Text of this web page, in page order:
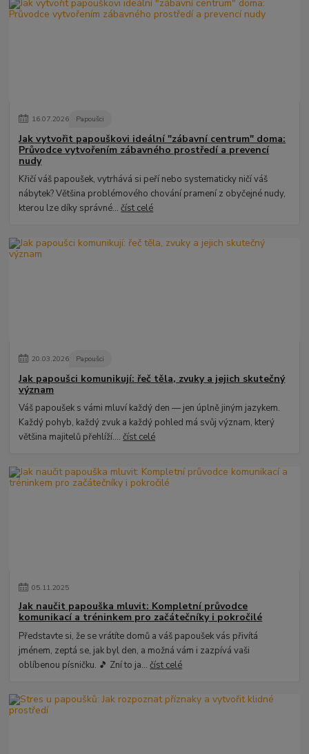
16.07.2026 Papoušci
Jak vytvořit papouškovi ideální "zábavní centrum" doma:
Průvodce vytvořením zábavného prostředí a prevencí
nudy
Křičí váš papoušek, vytrhává si peří nebo systematicky ničí váš
nábytek? Většina problémového chování pramení z obyčejné nudy,
kterou lze díky správné...číst celé
20.03.2026 Papoušci
Jak papoušci komunikují: řeč těla, zvuky a jejich skutečný
význam
Váš papoušek s vámi mluví každý den — jen úplně jiným jazykem.
Každý pohyb, každý zvuk a každý pohled má svůj význam, který
většina majitelů přehlíží....číst celé
05.11.2025
Jak naučit papouška mluvit: Kompletní průvodce
komunikací a tréninkem pro začátečníky i pokročilé
Představte si, že se vrátíte domů a váš papoušek vás přivítá
jménem, zeptá se, jak byl den, a možná vám i zazpívá vaši
oblíbenou písničku. 🎵 Zní to ja...číst celé